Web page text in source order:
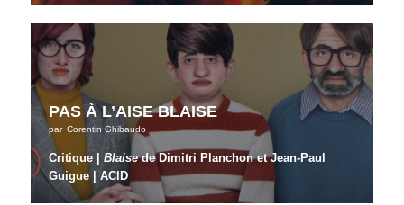
PAS À L’AISE BLAISE
par Corentin Ghibaudo
Critique |Blaisede Dimitri Planchon et Jean-Paul
Guigue | ACID